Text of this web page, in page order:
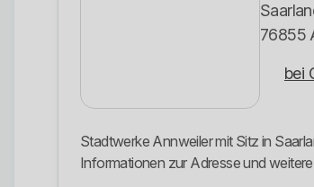
76855
bei
Stadtwerke Annweiler mit Sitz in
Informationen zur Adresse und